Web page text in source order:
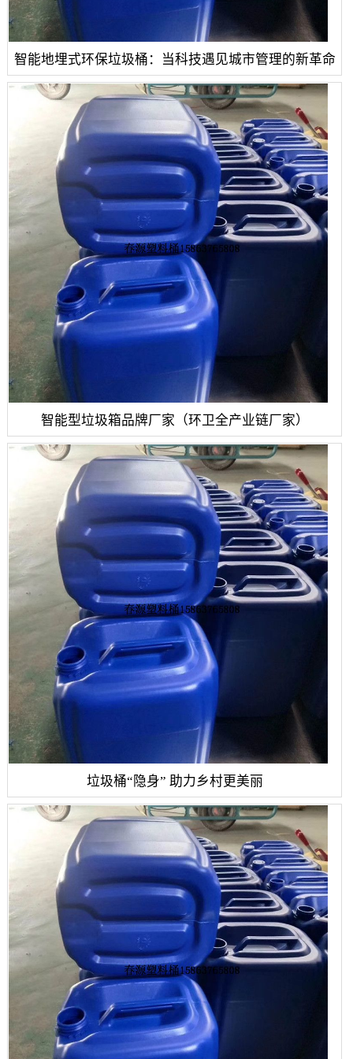
智能地埋式环保垃圾桶：当科技遇见城市管理的新革命
智能型垃圾箱品牌厂家（环卫全产业链厂家）
垃圾桶“隐身” 助力乡村更美丽